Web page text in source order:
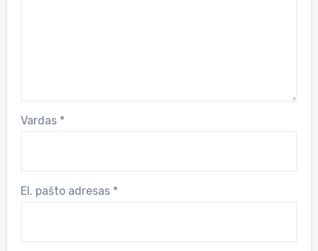
Vardas *
El. pašto adresas *